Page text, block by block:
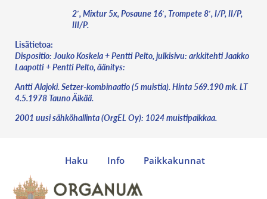
2′, Mixtur 5x, Posaune 16′, Trompete 8′, I/P, II/P,
III/P.
Lisätietoa:
Dispositio: Jouko Koskela + Pentti Pelto, julkisivu: arkkitehti Jaakko
Laapotti + Pentti Pelto, äänitys:
Antti Alajoki. Setzer-kombinaatio (5 muistia). Hinta 569.190 mk. LT
4.5.1978 Tauno Äikää.
2001 uusi sähköhallinta (OrgEL Oy): 1024 muistipaikkaa.
Haku Info Paikkakunnat